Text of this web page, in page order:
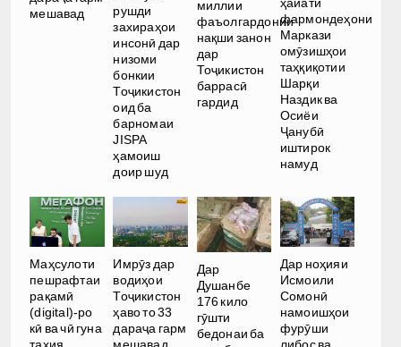
мешавад
рушди
захираҳои
инсонӣ дар
низоми
бонкии
Тоҷикистон
оид ба
барномаи
JISPA
ҳамоиш
доир шуд
миллии
фаъолгардонии
нақши занон
дар
Тоҷикистон
баррасӣ
гардид
ҳайати
фармондеҳони
Маркази
омӯзишҳои
таҳқиқотии
Шарқи
Наздик ва
Осиёи
Ҷанубӣ
иштирок
намуд
Маҳсулоти
пешрафтаи
рақамӣ
(digital)-ро
кӣ ва чӣ гуна
Имрӯз дар
водиҳои
Тоҷикистон
ҳаво то 33
дараҷа гарм
мешавад
Дар
Душанбе
176 кило
гӯшти
бедонаи ба
Дар ноҳияи
Исмоили
Сомонӣ
намоишҳои
фурӯши
либос ва